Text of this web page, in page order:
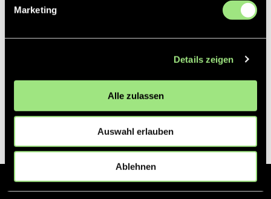
Marketing
Details zeigen
Alle zulassen
Auswahl erlauben
Ablehnen